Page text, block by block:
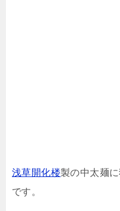
浅草開化楼製の中太麺
です。